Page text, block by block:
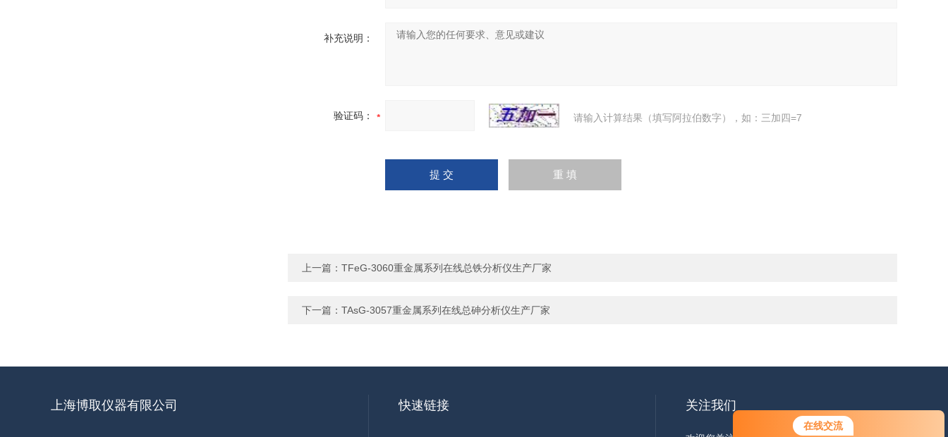
在线交流
您好！欢迎前来咨询，很高兴为您
服务，请问您要咨询什么问题呢？
补充说明：
验证码： 请输入计算结果（填写阿拉伯数字），如：三加四=7
上一篇： TFeG-3060重金属系列在线总铁分析仪生产厂家
下一篇： TAsG-3057重金属系列在线总砷分析仪生产厂家
上海博取仪器有限公司 快速链接 关注我们